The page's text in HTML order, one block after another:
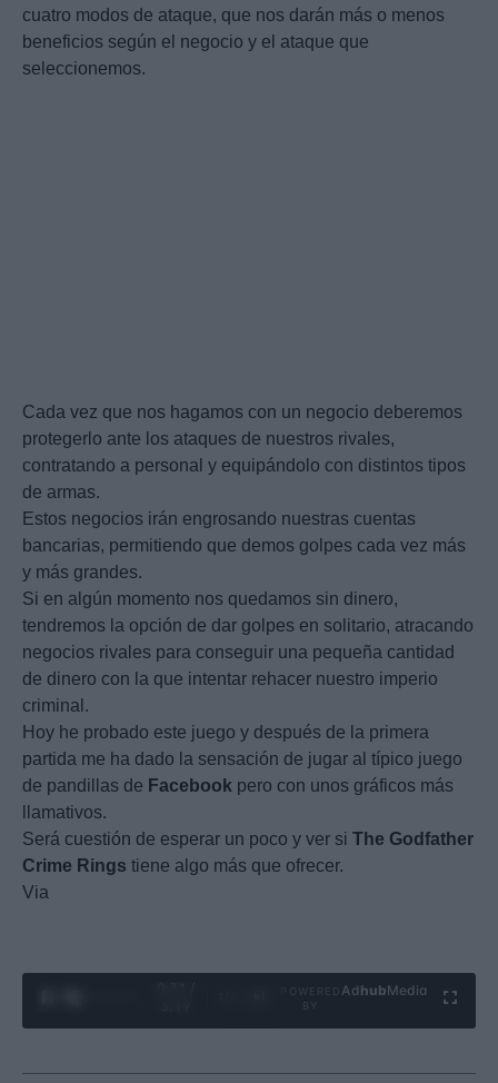
cuatro modos de ataque, que nos darán más o menos
beneficios según el negocio y el ataque que
seleccionemos.
Cada vez que nos hagamos con un negocio deberemos
protegerlo ante los ataques de nuestros rivales,
contratando a personal y equipándolo con distintos tipos
de armas.
Estos negocios irán engrosando nuestras cuentas
bancarias, permitiendo que demos golpes cada vez más
y más grandes.
Si en algún momento nos quedamos sin dinero,
tendremos la opción de dar golpes en solitario, atracando
negocios rivales para conseguir una pequeña cantidad
de dinero con la que intentar rehacer nuestro imperio
criminal.
Hoy he probado este juego y después de la primera
partida me ha dado la sensación de jugar al típico juego
de pandillas de Facebook pero con unos gráficos más
llamativos.
Será cuestión de esperar un poco y ver si The Godfather
Crime Rings tiene algo más que ofrecer.
Via
Ad hubMedia